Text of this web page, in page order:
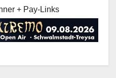
+ Pay-Links